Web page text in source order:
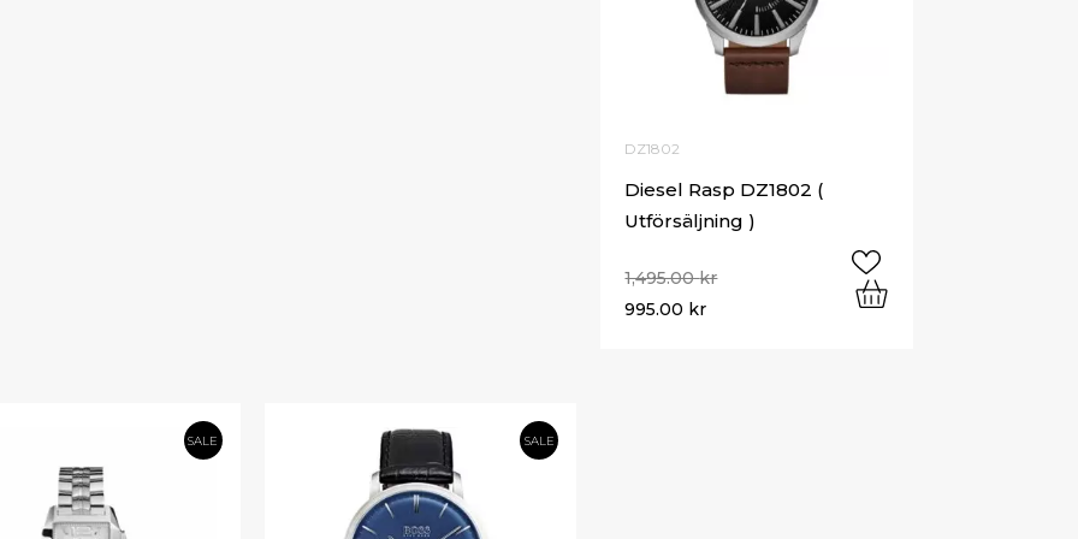
DZ1802
Diesel Rasp DZ1802 (
Utförsäljning )
1,495.00kr
995.00 kr
SALE SALE